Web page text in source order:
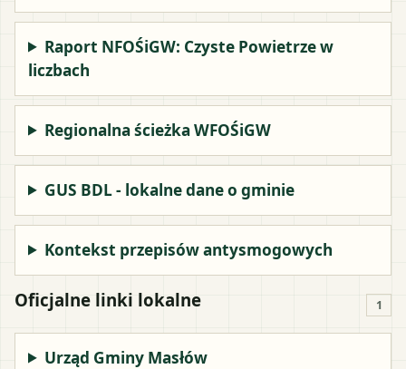
Raport NFOŚiGW: Czyste Powietrze w
liczbach
Regionalna ścieżka WFOŚiGW
GUS BDL - lokalne dane o gminie
Kontekst przepisów antysmogowych
Oficjalne linki lokalne 1
Urząd Gminy Masłów